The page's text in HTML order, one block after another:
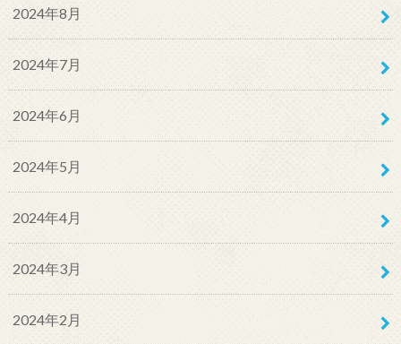
2024年8月
2024年7月
2024年6月
2024年5月
2024年4月
2024年3月
2024年2月